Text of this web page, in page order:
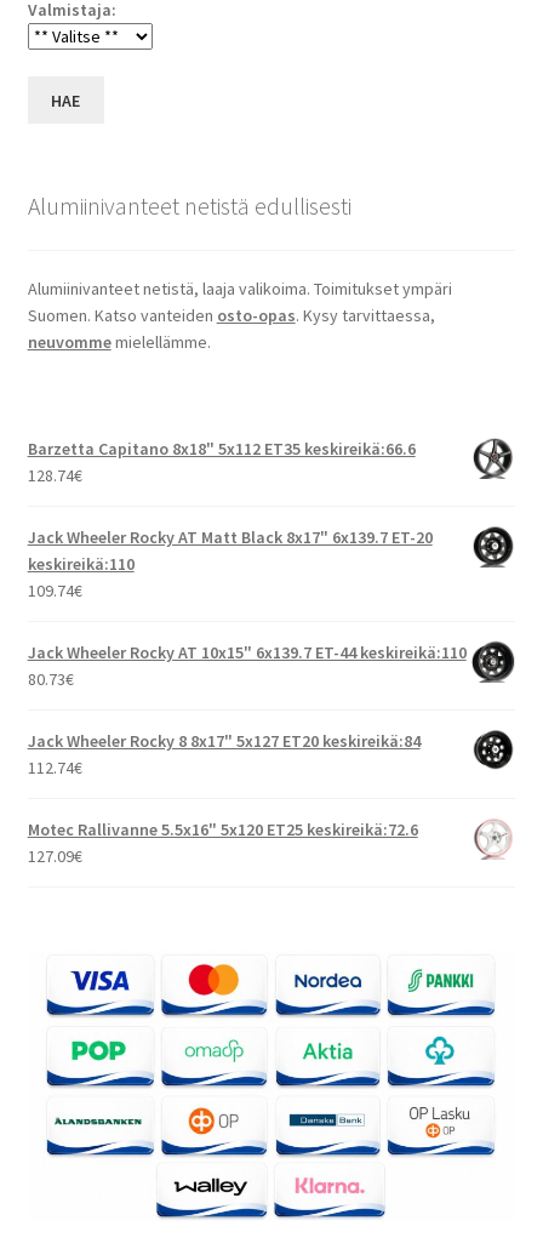
Valmistaja:
HAE
Alumiinivanteet netistä edullisesti
Alumiinivanteet netistä, laaja valikoima. Toimitukset ympäri
Suomen. Katso vanteiden osto-opas. Kysy tarvittaessa,
neuvommemielellämme.
Barzetta Capitano 8x18" 5x112 ET35 keskireikä:66.6
128.74€
Jack Wheeler Rocky AT Matt Black 8x17" 6x139.7 ET-20
keskireikä:110
109.74€
Jack Wheeler Rocky AT 10x15" 6x139.7 ET-44 keskireikä:110
80.73€
Jack Wheeler Rocky 8 8x17" 5x127 ET20 keskireikä:84
112.74€
Motec Rallivanne 5.5x16" 5x120 ET25 keskireikä:72.6
127.09€